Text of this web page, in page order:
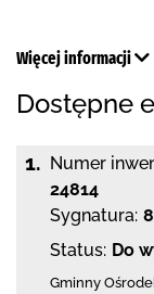
Więcej informacji
Dostępne
1. Numer
24814
Sygnatura:
Status: Do
Gminny